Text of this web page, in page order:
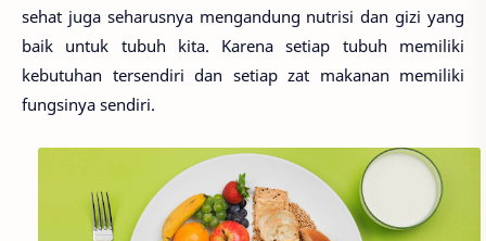
sehat juga seharusnya mengandung nutrisi dan gizi yang
baik untuk tubuh kita. Karena setiap tubuh memiliki
kebutuhan tersendiri dan setiap zat makanan memiliki
fungsinya sendiri.